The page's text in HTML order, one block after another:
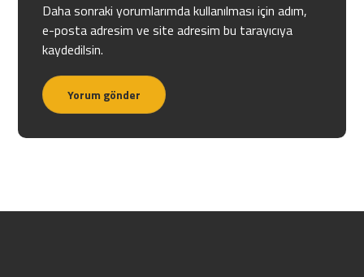
Daha sonraki yorumlarımda kullanılması için adım,
e-posta adresim ve site adresim bu tarayıcıya
kaydedilsin.
Yorum gönder